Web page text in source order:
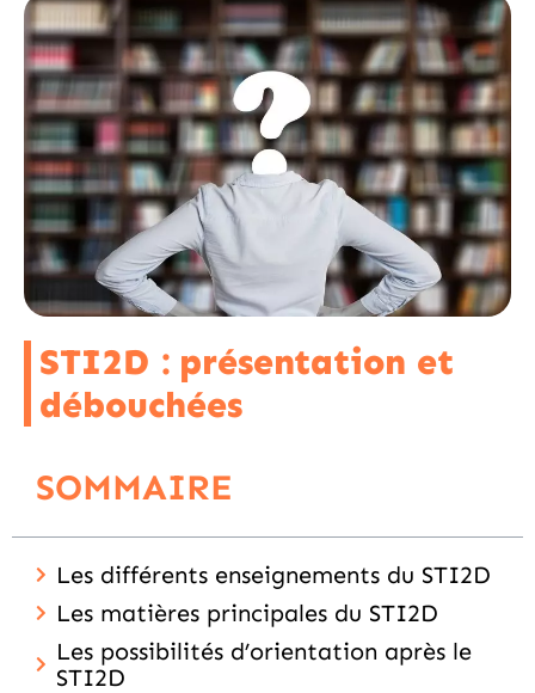
STI2D : présentation et
débouchées
SOMMAIRE
Les différents enseignements du STI2D
Les matières principales du STI2D
Les possibilités d’orientation après le
STI2D